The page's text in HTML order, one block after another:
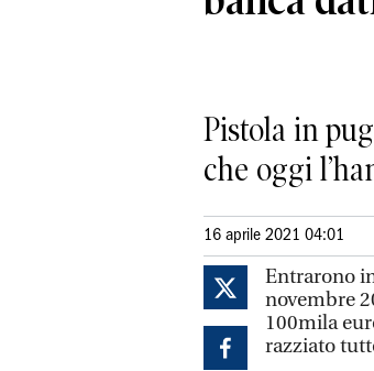
Pistola in
che oggi
16 aprile 2021 04:01
Entrarono
novembre
100mila
razziato